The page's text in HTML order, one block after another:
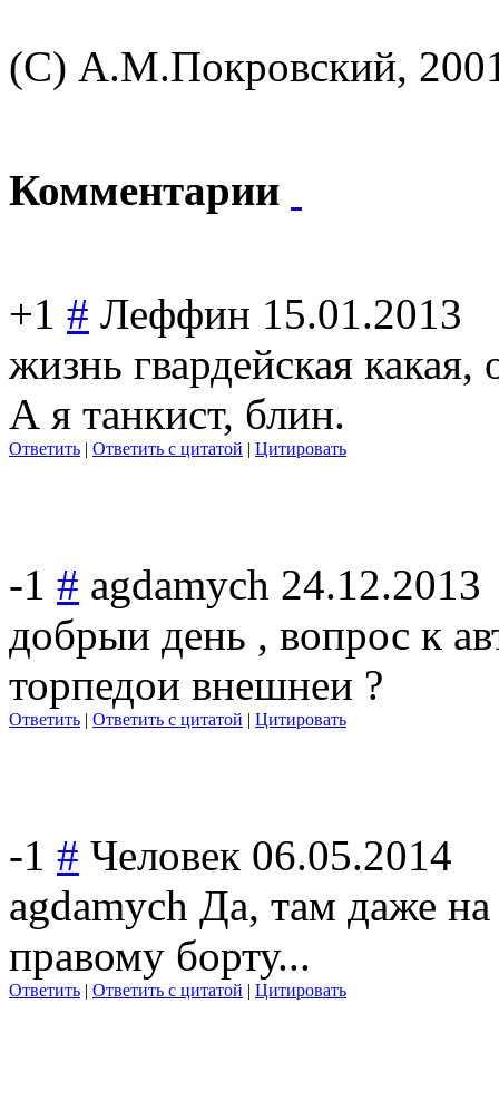
(С) А.М.Покровский,
Комментарии
+1 # Леффин 15.01.2013
жизнь гвардейская какая,
А я танкист, блин.
Ответить | Ответить с цитатой | Цитировать
-1 # agdamych 24.12.2013
добрыи день , вопрос к
торпедои внешнеи ?
Ответить | Ответить с цитатой | Цитировать
-1 # Человек 06.05.2014
agdamych Да, там даже
правому борту...
Ответить | Ответить с цитатой | Цитировать